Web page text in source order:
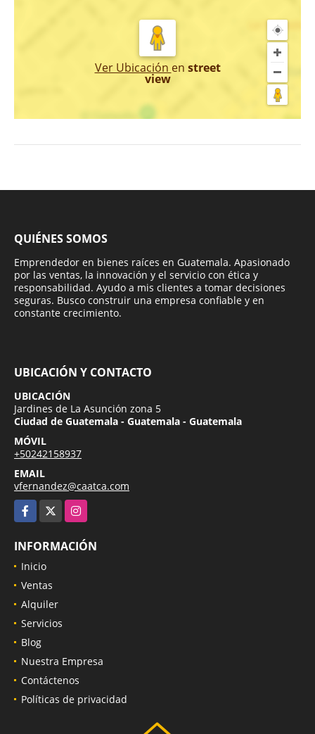
Ver Ubicación en street
view
QUIÉNES SOMOS
Emprendedor en bienes raíces en Guatemala. Apasionado
por las ventas, la innovación y el servicio con ética y
responsabilidad. Ayudo a mis clientes a tomar decisiones
seguras. Busco construir una empresa confiable y en
constante crecimiento.
UBICACIÓN Y CONTACTO
UBICACIÓN
Jardines de La Asunción zona 5
Ciudad de Guatemala - Guatemala - Guatemala
MÓVIL
+50242158937
EMAIL
vfernandez@caatca.com
Facebook
Instagram
INFORMACIÓN
Inicio
Ventas
Alquiler
Servicios
Blog
Nuestra Empresa
Contáctenos
Políticas de privacidad